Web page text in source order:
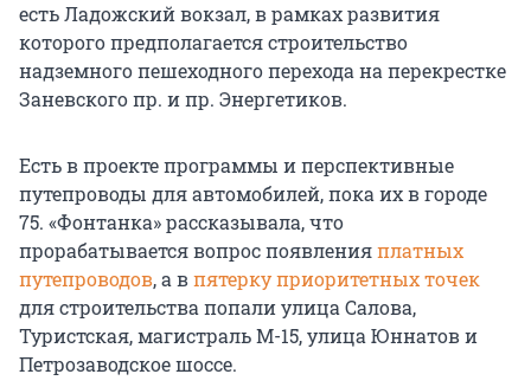
есть Ладожский вокзал, в рамках развития
которого предполагается строительство
надземного пешеходного перехода на перекрестке
Заневского пр. и пр. Энергетиков.
Есть в проекте программы и перспективные
путепроводы для автомобилей, пока их в городе
75. «Фонтанка» рассказывала, что
прорабатывается вопрос появленияплатных
путепроводов, а впятерку приоритетных точек
для строительства попали улица Салова,
Туристская, магистраль М-15, улица Юннатов и
Петрозаводское шоссе.